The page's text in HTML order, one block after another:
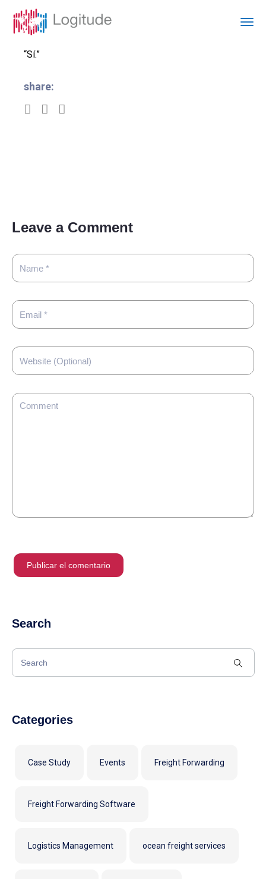
“Sí.”
share:
Leave a Comment
Search
Categories
Case Study Events Freight Forwarding
Freight Forwarding Software
Logistics Management ocean freight services